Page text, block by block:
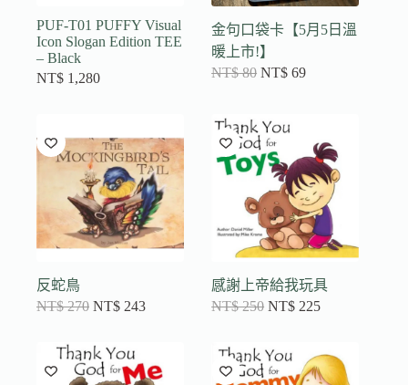
PUF-T01 PUFFY Visual
Icon Slogan Edition TEE
– Black
NT$ 1,280
金句口袋卡【5月5日溫
暖上市!】
NT$80 NT$ 69
反蛇鳥
NT$270 NT$ 243
感謝上帝給我玩具
NT$250 NT$ 225